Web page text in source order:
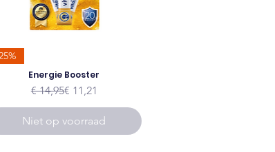
Energie Booster
Normale prijs
€ 14,95Verkoopprijs
€ 11,21
Niet op voorraad